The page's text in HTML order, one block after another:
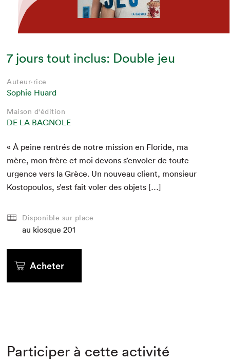
7 jours tout inclus: Double jeu
Auteur·rice
Sophie Huard
Maison d'édition
DE LA BAGNOLE
« À peine ren­trés de notre mis­sion en Floride, ma
mère, mon frère et moi devons s’envoler de toute
urgence vers la Grèce. Un nou­veau client, mon­sieur
Kostopou­los, s’est fait vol­er des objets […]
Disponible sur place
au kiosque 201
Acheter
Participer à cette activité